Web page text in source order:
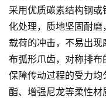
采用优质碳素结构钢
化处理，质地坚固耐
载荷的冲击，不易出
布弧形爪齿，对称排布
保障传动过程的受力
酯、增强尼龙等柔性